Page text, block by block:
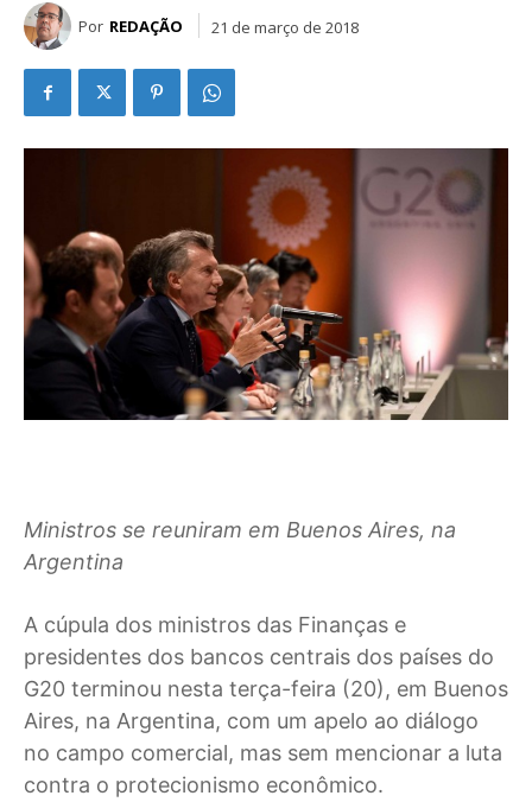
Por REDAÇÃO 21 de março de 2018
Ministros se reuniram em Buenos Aires, na
Argentina
A cúpula dos ministros das Finanças e
presidentes dos bancos centrais dos países do
G20 terminou nesta terça-feira (20), em Buenos
Aires, na Argentina, com um apelo ao diálogo
no campo comercial, mas sem mencionar a luta
contra o protecionismo econômico.